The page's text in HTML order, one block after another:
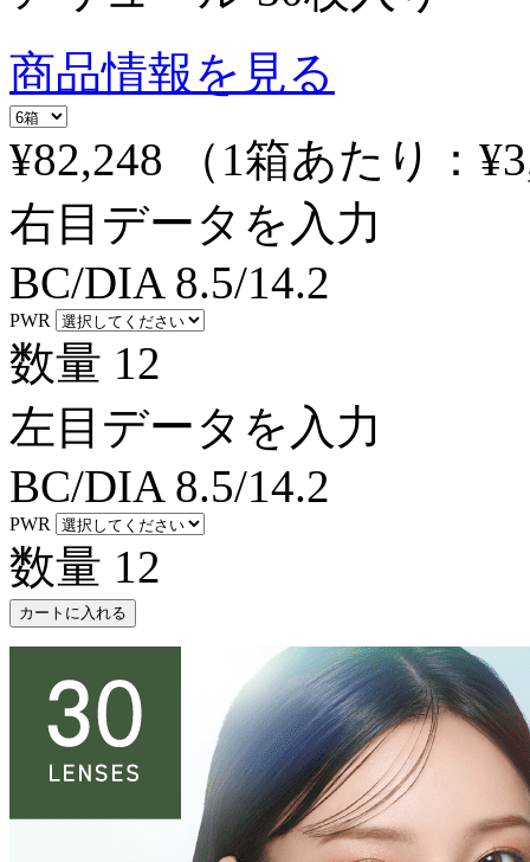
商品情報を見る
¥82,248
（1箱あたり：
右目データを入力
BC/DIA 8.5/14.2
PWR
数量 12
左目データを入力
BC/DIA 8.5/14.2
PWR
数量 12
カートに入れる